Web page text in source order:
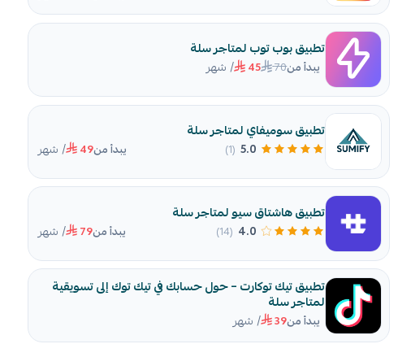
تطبيق بوب توب لمتاجر سلة
يبدأ من70
45 / شهر
تطبيق سوميفاي لمتاجر سلة
5.0
(1) يبدأ من49 / شهر
تطبيق هاشتاق سيو لمتاجر سلة
4.0
(14) يبدأ من79 / شهر
تطبيق تيك توكارت – حول حسابك في تيك توك إلى تسويقية
لمتاجر سلة
يبدأ من39 / شهر